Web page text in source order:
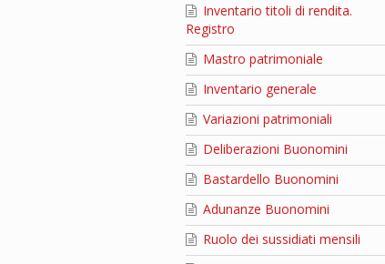
Inventario titoli di rendita.
Registro
Mastro patrimoniale
Inventario generale
Variazioni patrimoniali
Deliberazioni Buonomini
Bastardello Buonomini
Adunanze Buonomini
Ruolo dei sussidiati mensili